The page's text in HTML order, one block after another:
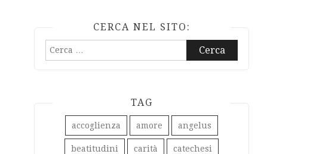
CERCA NEL SITO:
Ricerca
TAG
accoglienza amore angelus
beatitudini carità catechesi